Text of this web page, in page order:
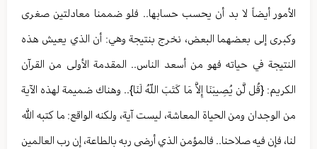
الأمور أيضاً لا بد أن يحسب حسابها.. فلو ضممنا معادلتين صغرى
وكبرى إلى بعضهما البعض، نخرج بنتيجة وهي: أن الذي يعيش هذه
النتيجة في حياته فهو من أسعد الناس.. المقدمة الأولى من القرآن
الكريم: {قُل لَّن يُصِيبَنَا إِلاَّ مَا كَتَبَ اللّهُ لَنَا}.. وهناك ضميمة لهذه الآية
من الوجدان ومن الحياة المعاشة، ليست آية، ولكنه الواقع: ما كتبه الله
لنا، فإن فيه صلاحنا.. فالمؤمن الذي أرضى ربه بالطاعة، إن رب العالمين